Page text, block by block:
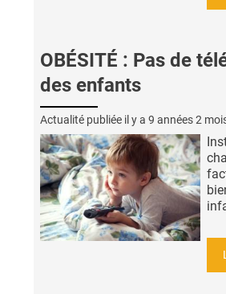
OBÉSITÉ : Pas de
des enfants
Actualité publiée il y a 9 années 2